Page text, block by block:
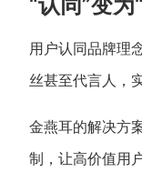
用户认同品牌理
丝甚至代言人，
金燕耳的解决方
制，让高价值用